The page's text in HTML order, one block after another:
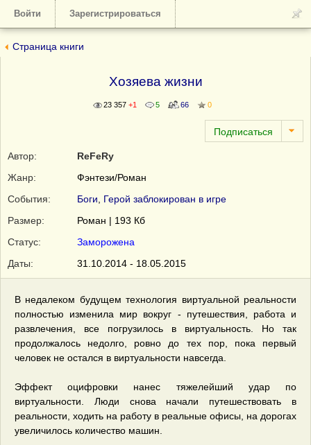
Войти Зарегистрироваться
Страница книги
Хозяева жизни
23 357 +1 5 66 0
Автор:
ReFeRy
Жанр:
Фэнтези/Роман
События:
Боги
Герой заблокирован в игре
Размер:
Роман | 193 Кб
Статус:
Заморожена
Даты:
31.10.2014 - 18.05.2015
В недалеком будущем технология виртуальной реальности
полностью изменила мир вокруг - путешествия, работа и
развлечения, все погрузилось в виртуальность. Но так
продолжалось недолго, ровно до тех пор, пока первый
человек не остался в виртуальности навсегда.
Эффект оцифровки нанес тяжелейший удар по
виртуальности. Люди снова начали путешествовать в
реальности, ходить на работу в реальные офисы, на дорогах
увеличилось количество машин.